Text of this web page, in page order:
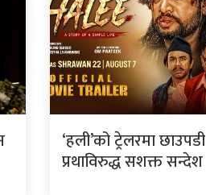
‘हली’को ट्रेलरमा छाउपडी
प्रथाविरुद्ध सशक्त सन्देश